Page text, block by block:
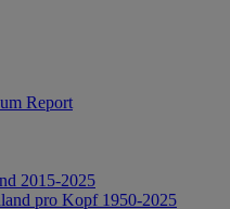
Report
2015-2025
pro Kopf 1950-2025